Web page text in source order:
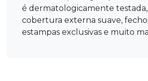
é dermatologicamente
cobertura externa suave,
estampas exclusivas e muito